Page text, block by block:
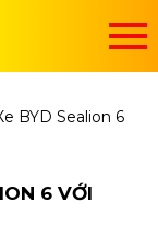
BYD Sealion 6
6 VỚI